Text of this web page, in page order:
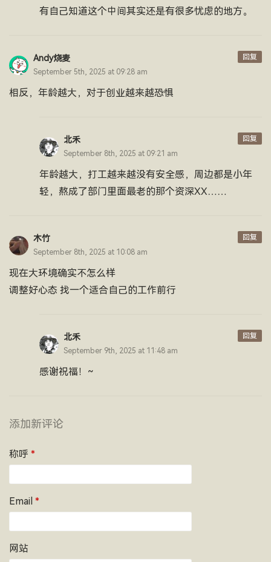
有自己知道这个中间其实还是有很多忧虑的地方。
Andy烧麦
September 5th, 2025 at 09:28 am
相反，年龄越大，对于创业越来越恐惧
回复
北禾
September 8th, 2025 at 09:21 am
年龄越大，打工越来越没有安全感，周边都是小年
轻，熬成了部门里面最老的那个资深XX……
回复
木竹
September 8th, 2025 at 10:08 am
现在大环境确实不怎么样
调整好心态 找一个适合自己的工作前行
回复
北禾
September 9th, 2025 at 11:48 am
感谢祝福！~
回复
添加新评论
称呼 *
Email *
网站